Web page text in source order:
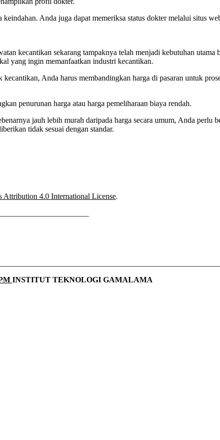
Anda juga dapat memeriksa status dokter melalui situs
kecantikan sekarang tampaknya telah menjadi kebutuhan utama
yang ingin memanfaatkan industri kecantikan.
Anda harus membandingkan harga di pasaran untuk
penurunan harga atau harga pemeliharaan biaya rendah.
jauh lebih murah daripada harga secara umum, Anda perlu
tidak sesuai dengan standar.
Attribution 4.0 International License.
INSTITUT TEKNOLOGI GAMALAMA